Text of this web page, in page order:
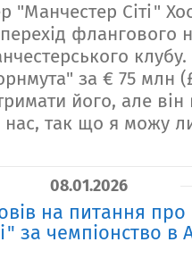
"Манчестер Сіті"
флангового
клубу.
за € 75 млн
його, але
нас, так що я можу
08.01.2026
на питання
за чемпіонство в